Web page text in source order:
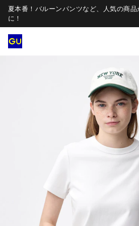
夏本番！バルーンパンツなど、人気の商品
に！